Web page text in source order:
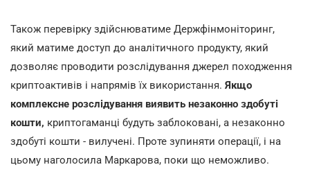
Також перевірку здійснюватиме Держфінмоніторинг,
який матиме доступ до аналітичного продукту, який
дозволяє проводити розслідування джерел походження
криптоактивів і напрямів їх використання. Якщо
комплексне розслідування виявить незаконно здобуті
кошти, криптогаманці будуть заблоковані, а незаконно
здобуті кошти - вилучені. Проте зупиняти операції, і на
цьому наголосила Маркарова, поки що неможливо.